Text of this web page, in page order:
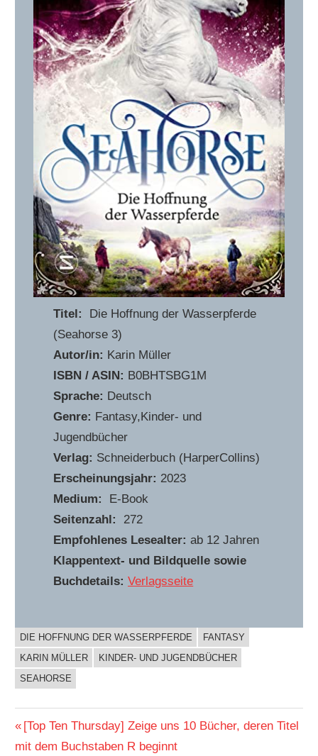
Titel: Die Hoffnung der Wasserpferde
(Seahorse 3)
Autor/in: Karin Müller
ISBN / ASIN: ‎B0BHTSBG1M
Sprache: Deutsch
Genre: Fantasy,Kinder- und
Jugendbücher
Verlag: Schneiderbuch (HarperCollins)
Erscheinungsjahr: 2023
Medium:
E-Book
Seitenzahl:
272
Empfohlenes Lesealter: ab 12 Jahren
Klappentext- und Bildquelle sowie
Buchdetails: Verlagsseite
BUCHIGES
DIE HOFFNUNG DER WASSERPFERDE
FANTASY
KARIN MÜLLER
KINDER- UND JUGENDBÜCHER
SEAHORSE
Beitragsnavigation
Vorheriger
Beitrag:
[Top Ten Thursday] Zeige uns 10 Bücher, deren Titel
mit dem Buchstaben R beginnt